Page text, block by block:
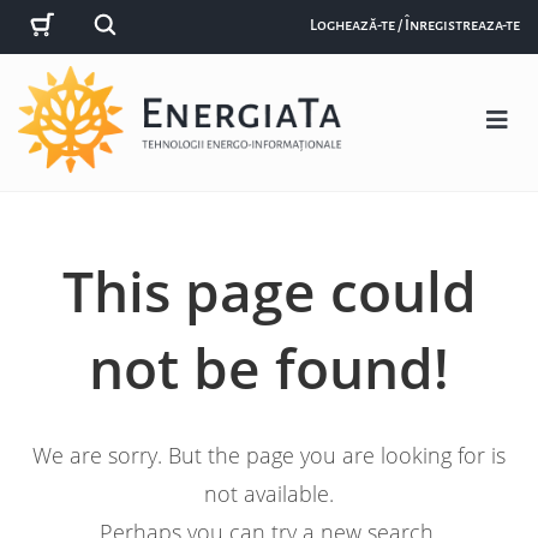
Loghează-te / Înregistreaza-te
This page could
not be found!
We are sorry. But the page you are looking for is
not available.